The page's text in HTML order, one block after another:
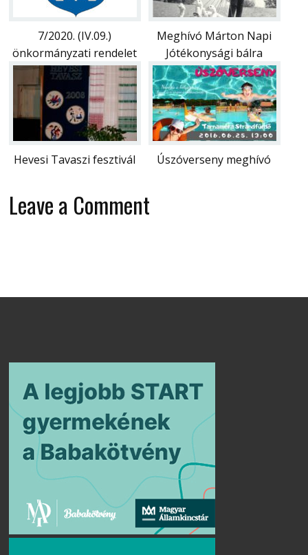
7/2020. (IV.09.)
önkormányzati rendelet
Meghívó Márton Napi
Jótékonysági bálra
Hevesi Tavaszi fesztivál Úszóverseny meghívó
Leave a Comment